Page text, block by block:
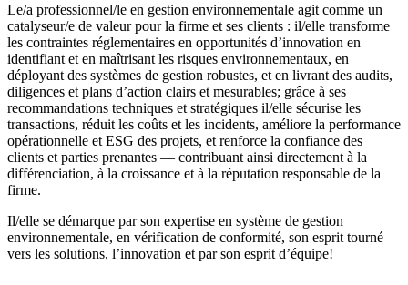
Le/a professionnel/le en gestion environnementale agit comme un
catalyseur/e de valeur pour la firme et ses clients : il/elle transforme
les contraintes réglementaires en opportunités d’innovation en
identifiant et en maîtrisant les risques environnementaux, en
déployant des systèmes de gestion robustes, et en livrant des audits,
diligences et plans d’action clairs et mesurables; grâce à ses
recommandations techniques et stratégiques il/elle sécurise les
transactions, réduit les coûts et les incidents, améliore la performance
opérationnelle et ESG des projets, et renforce la confiance des
clients et parties prenantes — contribuant ainsi directement à la
différenciation, à la croissance et à la réputation responsable de la
firme.
Il/elle se démarque par son expertise en système de gestion
environnementale, en vérification de conformité, son esprit tourné
vers les solutions, l’innovation et par son esprit d’équipe!